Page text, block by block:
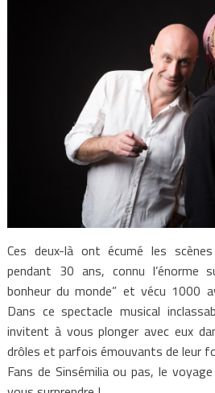
Ces deux-là ont écumé les
pendant 30 ans, connu l’énorme
bonheur du monde” et vécu 1000
Dans ce spectacle musical
invitent à vous plonger avec eux
drôles et parfois émouvants de leur
Fans de Sinsémilia ou pas, le